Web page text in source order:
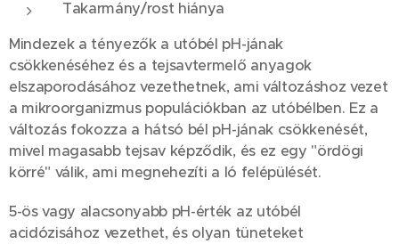
Takarmány/rost hiánya
Mindezek a tényezők a utóbél pH-jának
csökkenéséhez és a tejsavtermelő anyagok
elszaporodásához vezethetnek, ami változáshoz vezet
a mikroorganizmus populációkban az utóbélben. Ez a
változás fokozza a hátsó bél pH-jának csökkenését,
mivel magasabb tejsav képződik, és ez egy "ördögi
körré" válik, ami megnehezíti a ló felépülését.
5-ös vagy alacsonyabb pH-érték az utóbél
acidózisához vezethet, és olyan tüneteket